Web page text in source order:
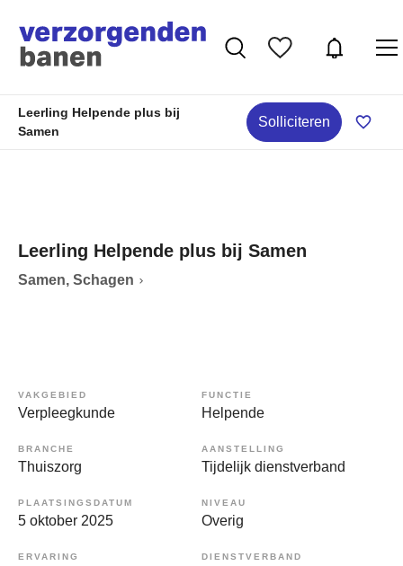
Leerling Helpende plus bij
Samen
Solliciteren
Leerling Helpende plus bij Samen
Samen, Schagen
VAKGEBIED
Verpleegkunde
FUNCTIE
Helpende
BRANCHE
Thuiszorg
AANSTELLING
Tijdelijk dienstverband
PLAATSINGSDATUM
5 oktober 2025
NIVEAU
Overig
ERVARING DIENSTVERBAND